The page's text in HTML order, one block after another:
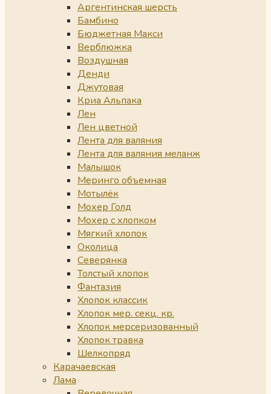
Аргентинская шерсть
Бамбино
Бюджетная Макси
Верблюжка
Воздушная
Денди
Джутовая
Криа Альпака
Лен
Лен цветной
Лента для валяния
Лента для валяния меланж
Малышок
Меринго объемная
Мотылёк
Мохер Голд
Мохер с хлопком
Мягкий хлопок
Околица
Северянка
Толстый хлопок
Фантазия
Хлопок классик
Хлопок мер. секц. кр.
Хлопок мерсеризованный
Хлопок травка
Шелкопряд
Карачаевская
Лама